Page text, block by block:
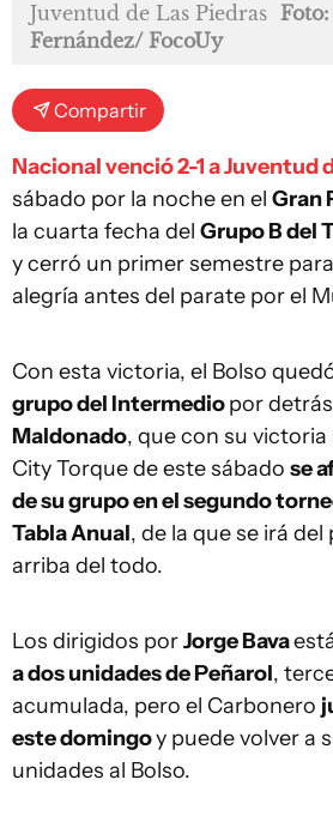
Juventud de Las Piedras
Fernández/ FocoUy
Compartir
Nacional venció 2-1 a Juventud
sábado por la noche en el Gran
la cuarta fecha del Grupo B del
y cerró un primer semestre
alegría antes del parate por el
Con esta victoria, el Bolso
grupo del Intermediopor
Maldonado, que con su
City Torque de este sábado se
de su grupo en el segundo
Tabla Anual, de la que se irá
arriba del todo.
Los dirigidos porJorge Bava
a dos unidades de Peñarol,
acumulada, pero el Carbonero
este domingoy puede volver a
unidades al Bolso.